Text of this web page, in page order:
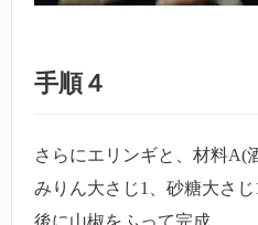
手順４
さらにエリンギと、材料A(
みりん大さじ1、砂糖大さ